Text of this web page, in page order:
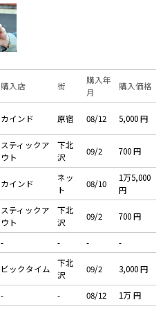
購入店 街
購入年
月
購入価格
カインド 原宿 08/12 5,000 円
スティックア
ウト
下北
沢
09/2 700 円
カインド
ネッ
ト
08/10
1万5,000
円
スティックア
ウト
下北
沢
09/2 700 円
- - - -
ビックタイム
下北
沢
09/2 3,000 円
- - 08/12
1万 円